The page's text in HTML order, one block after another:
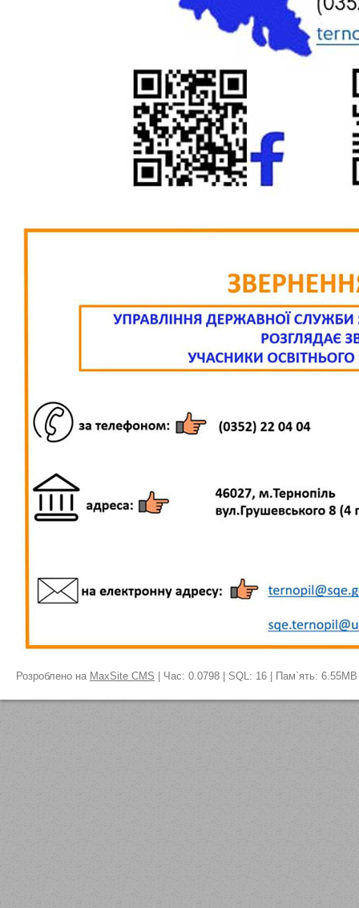
Розроблено на MaxSite CMS | Час: 0.0798 | SQL: 16 | Пам`ять: 6.55MB